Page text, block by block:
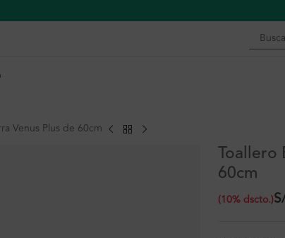
Venus Plus de 60cm
Toallero
60cm
( 10% dscto.)